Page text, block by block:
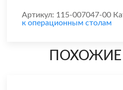
Артикул: 115-007047-00
к операционным столам
ПОХОЖИЕ